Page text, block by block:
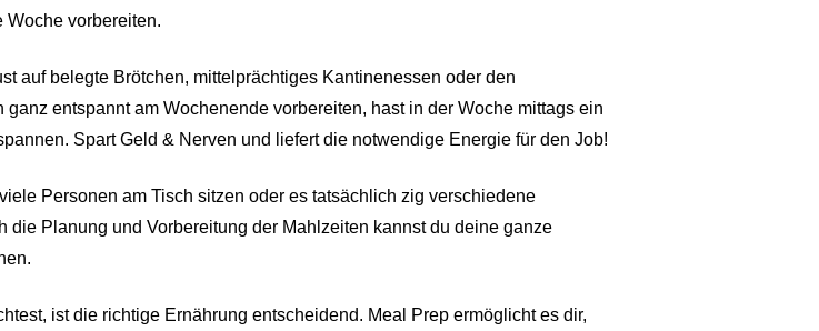
vorbereiten.
auf belegte Brötchen, mittelprächtiges Kantinenessen oder den
entspannt am Wochenende vorbereiten, hast in der Woche mittags ein
Spart Geld & Nerven und liefert die notwendige Energie für den Job!
Personen am Tisch sitzen oder es tatsächlich zig verschiedene
Planung und Vorbereitung der Mahlzeiten kannst du deine ganze
ist die richtige Ernährung entscheidend. Meal Prep ermöglicht es dir,